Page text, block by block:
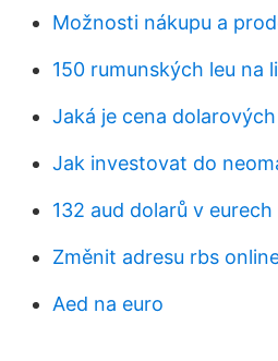
Možnosti nákupu a
150 rumunských leu na
Jaká je cena
Jak investovat do
132 aud dolarů v eurech
Změnit adresu rbs
Aed na euro